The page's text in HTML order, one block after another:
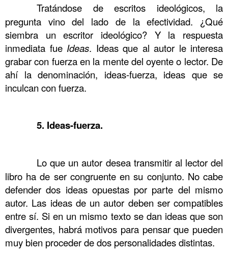
Tratándose de escritos ideológicos, la
pregunta vino del lado de la efectividad. ¿Qué
siembra un escritor ideológico? Y la respuesta
inmediata fue Ideas. Ideas que al autor le interesa
grabar con fuerza en la mente del oyente o lector. De
ahí la denominación, ideas-fuerza, ideas que se
inculcan con fuerza.
5. Ideas-fuerza.
Lo que un autor desea transmitir al lector del
libro ha de ser congruente en su conjunto. No cabe
defender dos ideas opuestas por parte del mismo
autor. Las ideas de un autor deben ser compatibles
entre sí. Si en un mismo texto se dan ideas que son
divergentes, habrá motivos para pensar que pueden
muy bien proceder de dos personalidades distintas.